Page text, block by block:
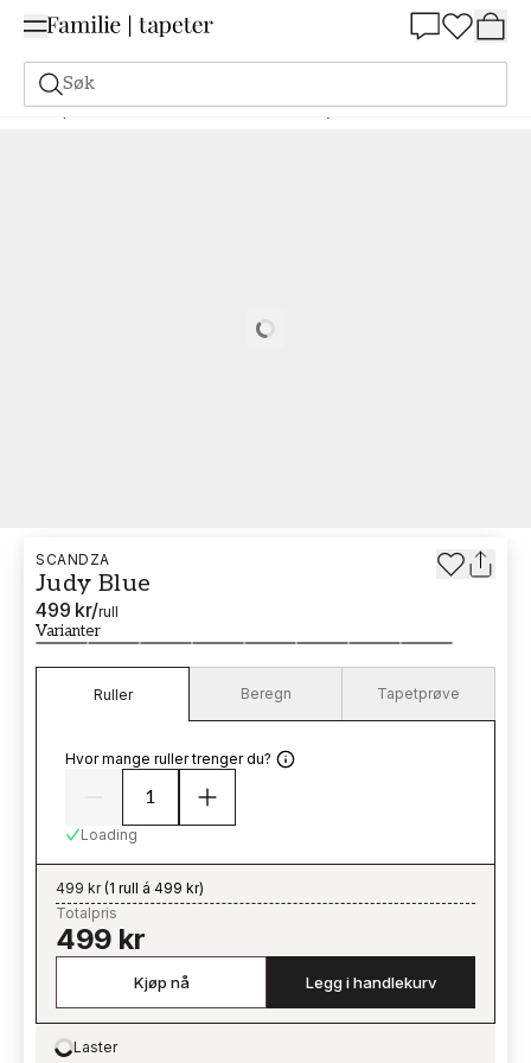
Søk
Tapeter Merke Scandza Scandza Judy Blue - 1082201-01
Loading…
SCANDZA
Judy Blue
499 kr/rull
Varianter
Ruller Beregn Tapetprøve
Hvor mange ruller trenger du?
Loading
499 kr(1 rull á 499 kr)
Totalpris
499 kr
Kjøp nå Legg i handlekurv
Laster